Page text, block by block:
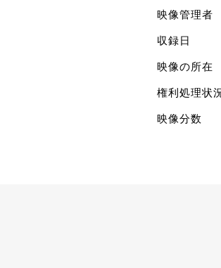
映像管理者
収録日
映像の所在
権利処理状
映像分数